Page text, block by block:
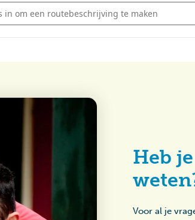
Lambertijnenhof [Jf47pNQIG]
Heb
Voor al je